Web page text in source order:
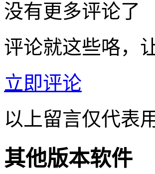
没有更多评论了
评论就这些咯，
立即评论
以上留言仅代表
其他版本软件